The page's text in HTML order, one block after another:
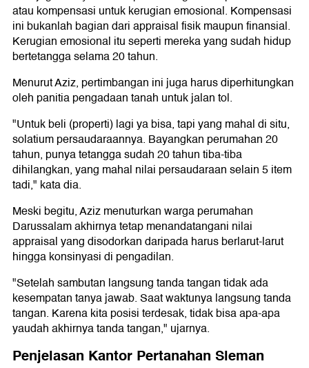
atau kompensasi untuk kerugian emosional. Kompensasi
ini bukanlah bagian dari appraisal fisik maupun finansial.
Kerugian emosional itu seperti mereka yang sudah hidup
bertetangga selama 20 tahun.
Menurut Aziz, pertimbangan ini juga harus diperhitungkan
oleh panitia pengadaan tanah untuk jalan tol.
"Untuk beli (properti) lagi ya bisa, tapi yang mahal di situ,
solatium persaudaraannya. Bayangkan perumahan 20
tahun, punya tetangga sudah 20 tahun tiba-tiba
dihilangkan, yang mahal nilai persaudaraan selain 5 item
tadi," kata dia.
Meski begitu, Aziz menuturkan warga perumahan
Darussalam akhirnya tetap menandatangani nilai
appraisal yang disodorkan daripada harus berlarut-larut
hingga konsinyasi di pengadilan.
"Setelah sambutan langsung tanda tangan tidak ada
kesempatan tanya jawab. Saat waktunya langsung tanda
tangan. Karena kita posisi terdesak, tidak bisa apa-apa
yaudah akhirnya tanda tangan," ujarnya.
Penjelasan Kantor Pertanahan Sleman